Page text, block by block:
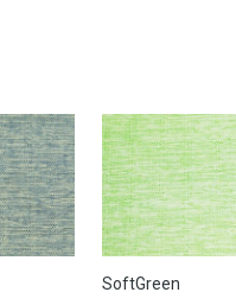
SoftGreen